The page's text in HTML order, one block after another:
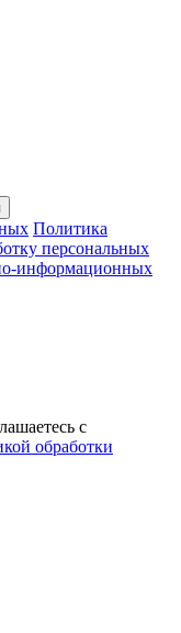
Политика
персональных
информационных
с
обработки